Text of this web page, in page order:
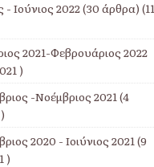
Ιούνιος 2022(30 άρθρα) (11
2021-Φεβρουάριος 2022
)
-Νοέμβριος 2021 (4
2020 - Ιοιύνιος 2021 (9
)